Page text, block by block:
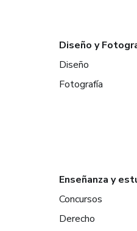
Diseño y
Diseño
Fotografía
Enseñanza y
Concursos
Derecho